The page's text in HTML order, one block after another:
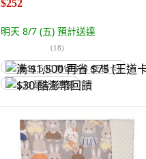
$252
明天 8/7 (五) 預計送達
(18)
满 $1,500 再省 $75 (王道卡)
$30 酷澎幣回饋